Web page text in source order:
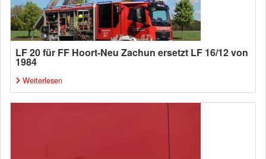
LF 20 für FF Hoort-Neu Zachun ersetzt LF 16/12 von
1984
Weiterlesen